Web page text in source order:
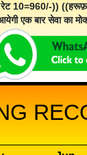
रेट 10=960/-))
एक बार सेवा का